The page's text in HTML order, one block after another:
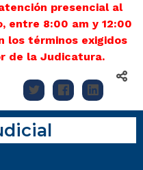
presencial al
entre 8:00 am y 12:00
los términos exigidos
de la Judicatura.